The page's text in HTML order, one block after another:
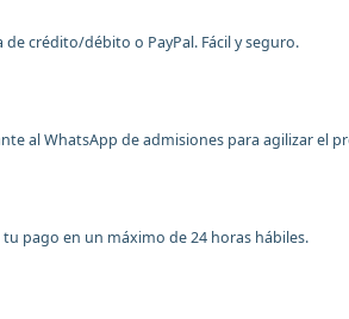
crédito/débito o PayPal. Fácil y seguro.
al WhatsApp de admisiones para agilizar el
pago en un máximo de 24 horas hábiles.